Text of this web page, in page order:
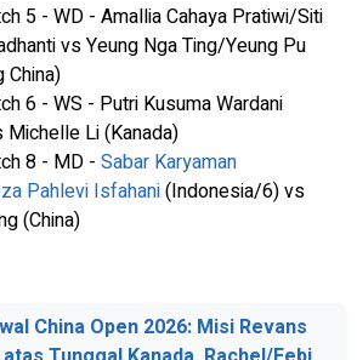
5 - WD - Amallia Cahaya Pratiwi/Siti
vs Yeung Nga Ting/Yeung Pu
China)
6 - WS - Putri Kusuma Wardani
Li (Kanada)
8 - MD - Sabar Karyaman
Pahlevi Isfahani(Indonesia/6) vs
(China)
China Open 2026: Misi Revans